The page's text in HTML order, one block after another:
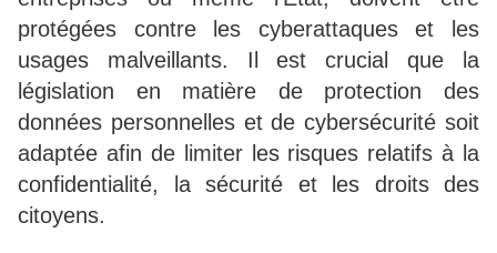
protégées contre les cyberattaques et les
usages malveillants. Il est crucial que la
législation en matière de protection des
données personnelles et de cybersécurité soit
adaptée afin de limiter les risques relatifs à la
confidentialité, la sécurité et les droits des
citoyens.